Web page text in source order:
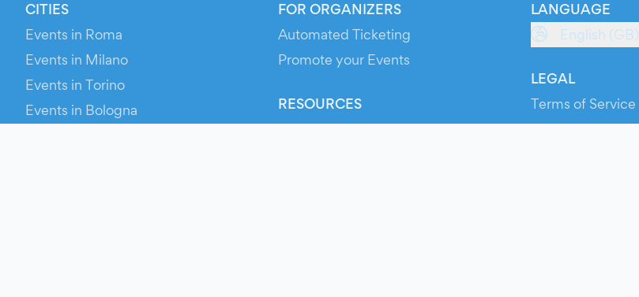
CITIES
Events in Roma
Events in Milano
Events in Torino
Events in Bologna
FOR ORGANIZERS
Automated Ticketing
Promote your Events
RESOURCES
Your Tickets
LANGUAGE
English (GB)
LEGAL
Terms of Service
Privacy Policy